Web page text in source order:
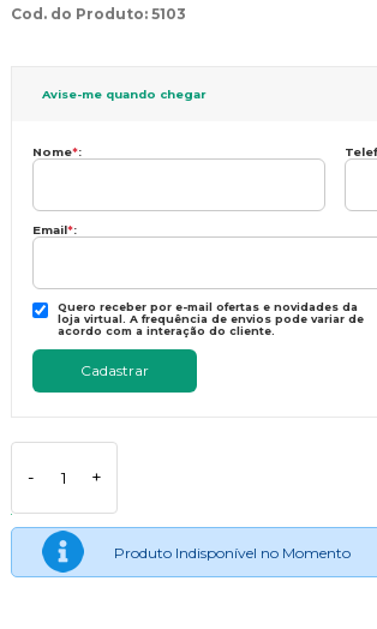
Cod. do Produto: 5103
Avise-me quando chegar
Nome*:
Email*:
Quero receber por e-mail ofertas e novidades da
loja virtual. A frequência de envios pode variar de
acordo com a interação do cliente.
- +
Produto Indisponível no Momento